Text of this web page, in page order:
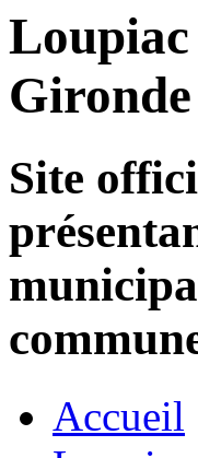
Gironde
Site
Accueil